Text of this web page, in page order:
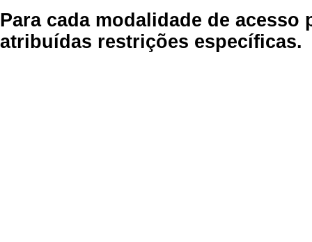
Para cada modalidade de
atribuídas restrições específicas.